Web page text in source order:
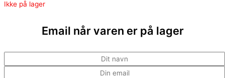
Ikke på lager
Email når varen er på lager